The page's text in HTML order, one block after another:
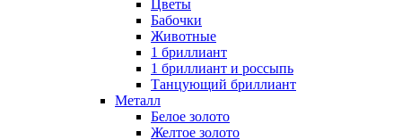
Цветы
Бабочки
Животные
1 бриллиант
1 бриллиант и россыпь
Танцующий бриллиант
Металл
Белое золото
Желтое золото